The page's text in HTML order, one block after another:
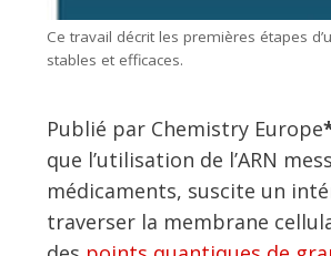
Ce travail décrit les premières étapes
stables et efficaces.
Publié par Chemistry Europe
que l’utilisation de l’ARN
médicaments, suscite un
traverser la membrane